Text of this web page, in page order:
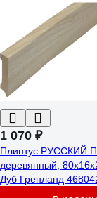
1 070 ₽
Плинтус РУССКИЙ
деревянный,
Дуб Гренланд